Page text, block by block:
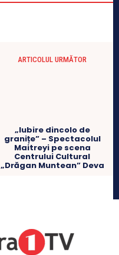
ARTICOLUL URMĂTOR
„Iubire dincolo de
granițe” – Spectacolul
Maitreyi pe scena
Centrului Cultural
„Drăgan Muntean” Deva